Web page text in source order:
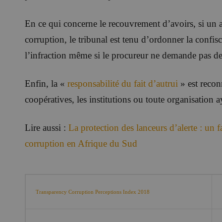
En ce qui concerne le recouvrement d’avoirs, si un
corruption, le tribunal est tenu d’ordonner la
l’infraction même si le procureur ne demande pas
Enfin, la « responsabilité du fait d’autrui » est
coopératives, les institutions ou toute organisation
Lire aussi : La protection des lanceurs d’alerte : un
corruption en Afrique du Sud
Transparency Corruption Perceptions Index 2018